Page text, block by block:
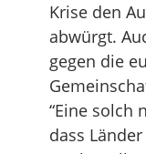
Krise den
abwürgt.
gegen die
“Eine solch
dass